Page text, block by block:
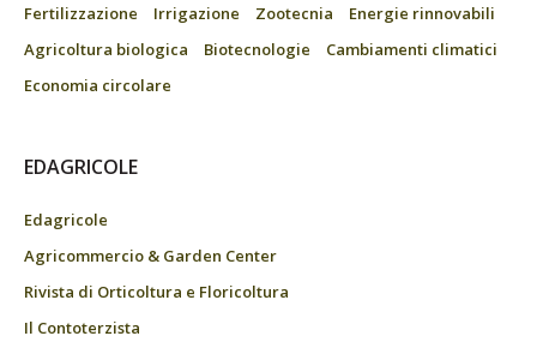
Fertilizzazione
Irrigazione Zootecnia
Energie rinnovabili
Agricoltura biologica
Biotecnologie
Cambiamenti climatici
Economia circolare
EDAGRICOLE
Edagricole
Agricommercio & Garden Center
Rivista di Orticoltura e Floricoltura
Il Contoterzista